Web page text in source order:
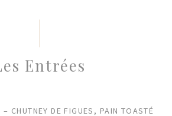
Entrées
CHUTNEY DE FIGUES, PAIN TOASTÉ